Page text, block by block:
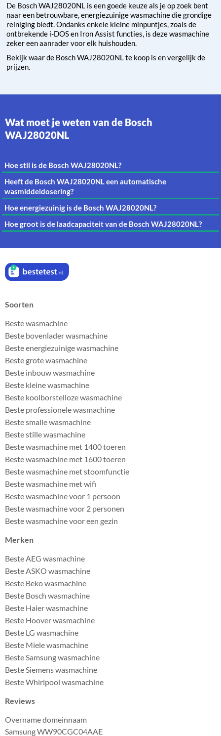
De Bosch WAJ28020NL is een goede keuze als je op zoek bent
naar een betrouwbare, energiezuinige wasmachine die grondige
reiniging biedt. Ondanks enkele kleine minpuntjes, zoals de
ontbrekende i-DOS en Iron Assist functies, is deze wasmachine
zeker een aanrader voor elk huishouden.
Bekijk waar de Bosch WAJ28020NL te koop is en vergelijk de
prijzen.
Wat moet je weten van de Bosch
WAJ28020NL
Hoe stil is de Bosch WAJ28020NL?
Heeft de Bosch WAJ28020NL een automatische
wasmiddeldosering?
Hoe energiezuinig is de Bosch WAJ28020NL?
Hoe groot is de laadcapaciteit van de Bosch WAJ28020NL?
Soorten
Beste wasmachine
Beste bovenlader wasmachine
Beste energiezuinige wasmachine
Beste grote wasmachine
Beste inbouw wasmachine
Beste kleine wasmachine
Beste koolborstelloze wasmachine
Beste professionele wasmachine
Beste smalle wasmachine
Beste stille wasmachine
Beste wasmachine met 1400 toeren
Beste wasmachine met 1600 toeren
Beste wasmachine met stoomfunctie
Beste wasmachine met wifi
Beste wasmachine voor 1 persoon
Beste wasmachine voor 2 personen
Beste wasmachine voor een gezin
Merken
Beste AEG wasmachine
Beste ASKO wasmachine
Beste Beko wasmachine
Beste Bosch wasmachine
Beste Haier wasmachine
Beste Hoover wasmachine
Beste LG wasmachine
Beste Miele wasmachine
Beste Samsung wasmachine
Beste Siemens wasmachine
Beste Whirlpool wasmachine
Reviews
Overname domeinnaam
Samsung WW90CGC04AAE